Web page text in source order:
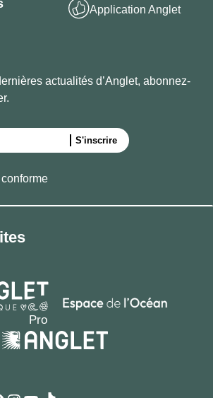
Application Anglet
actualités d’Anglet, abonnez-